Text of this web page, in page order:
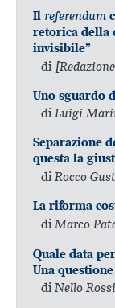
Il referendum
retorica della
invisibile”
di
Uno sguardo
diLuigi
Separazione
questa la
di Rocco
La riforma
di Marco
Quale data
Una
diNello Rossi